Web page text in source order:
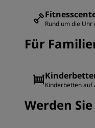
Rund um die
Für
Kinderbetten
Werden